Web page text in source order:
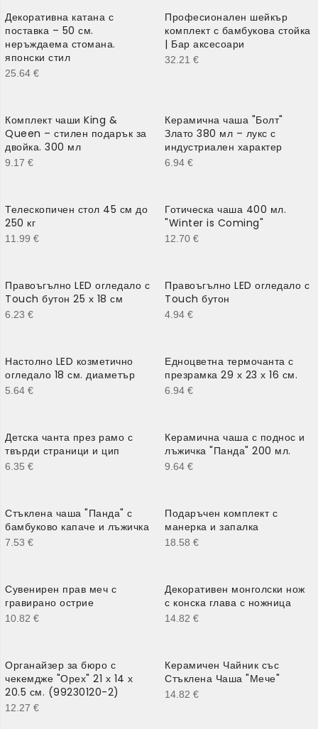
Декоративна катана с
поставка – 50 см.
неръждаема стомана.
японски стил
25.64 €
Професионален шейкър
комплект с бамбукова стойка
| Бар аксесоари
32.21 €
Комплект чаши King &
Queen – стилен подарък за
двойка. 300 мл
9.17 €
Керамична чаша "Болт"
Злато 380 мл – лукс с
индустриален характер
6.94 €
Телескопичен стол 45 см до
250 кг
11.99 €
Готическа чаша 400 мл.
"Winter is Coming"
12.70 €
Правоъгълно LED огледало с
Touch бутон 25 х 18 см
6.23 €
Правоъгълно LED огледало с
Touch бутон
4.94 €
Настолно LED козметично
огледало 18 см. диаметър
5.64 €
Едноцветна термочанта с
презрамка 29 х 23 х 16 см.
6.94 €
Детска чанта през рамо с
твърди страници и цип
6.35 €
Керамична чаша с поднос и
лъжичка "Панда" 200 мл.
9.64 €
Стъклена чаша "Панда" с
бамбуково капаче и лъжичка
7.53 €
Подаръчен комплект с
манерка и запалка
18.58 €
Сувенирен прав меч с
гравирано острие
10.82 €
Декоративен монголски нож
с конска глава с ножница
14.82 €
Органайзер за бюро с
чекемдже "Орех" 21 х 14 х
20.5 см. (99230120-2)
12.27 €
Керамичен Чайник със
Стъклена Чаша "Мече"
14.82 €